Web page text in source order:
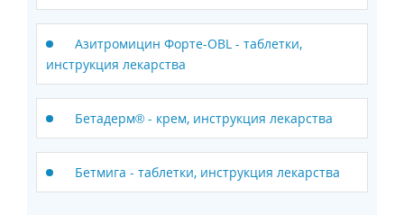
Азитромицин Форте-OBL - таблетки,
инструкция лекарства
Бетадерм® - крем, инструкция лекарства
Бетмига - таблетки, инструкция лекарства